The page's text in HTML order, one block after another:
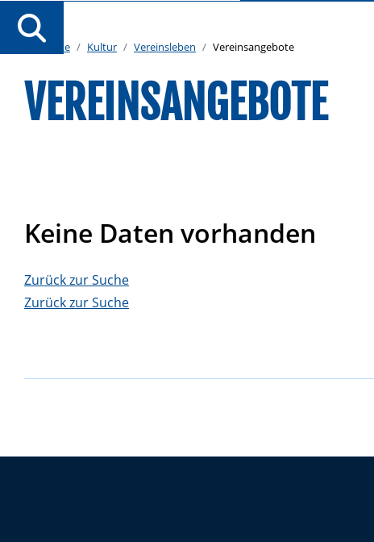
Startseite Kultur Vereinsleben Vereinsangebote
VEREINSANGEBOTE
Keine Daten vorhanden
Zurück zur Suche
Zurück zur Suche